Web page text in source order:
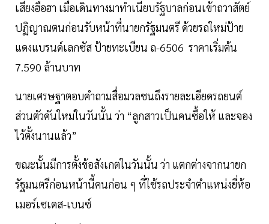
เสียงฮือฮา เมื่อเดินทางมาทำเนียบรัฐบาลก่อนเข้าถวาสัตย์
ปฏิญาณตนก่อนรับหน้าที่นายกรัฐมนตรี ด้วยรถใหม่ป้าย
แดงแบรนด์เลกซัส ป้ายทะเบียน ถ-6506 ราคาเริ่มต้น
7.590 ล้านบาท
นายเศรษฐาตอบคำถามสื่อมวลชนถึงรายละเอียดรถยนต์
ส่วนตัวคันใหม่ในวันนั้น ว่า “ลูกสาวเป็นคนซื้อให้ และจอง
ไว้ตั้งนานแล้ว”
ขณะนั้นมีการตั้งข้อสังเกตในวันนั้น ว่า แตกต่างจากนายก
รัฐมนตรีก่อนหน้านี้คนก่อน ๆ ที่ใช้รถประจำตำแหน่งยี่ห้อ
เมอร์เซเดส-เบนซ์